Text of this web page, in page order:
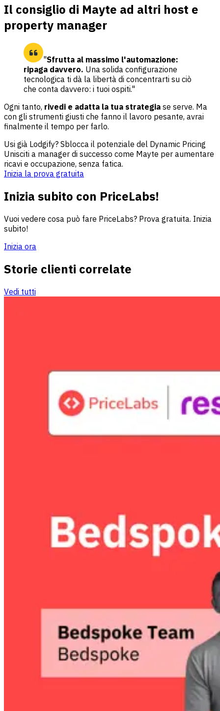
Il consiglio di Mayte ad altri host e
property manager
"Sfrutta al massimo l'automazione:
ripaga davvero. Una solida configurazione
tecnologica ti dà la libertà di concentrarti su ciò
che conta davvero: i tuoi ospiti."
Ogni tanto, rivedi e adatta la tua strategia se serve. Ma
con gli strumenti giusti che fanno il lavoro pesante, avrai
finalmente il tempo per farlo.
Usi già Lodgify? Sblocca il potenziale del Dynamic Pricing
Unisciti a manager di successo come Mayte per aumentare
ricavi e occupazione, senza fatica.
Inizia la prova gratuita
Inizia subito con PriceLabs!
Vuoi vedere cosa può fare PriceLabs? Prova gratuita. Inizia
subito!
Inizia ora
Storie clienti correlate
Vedi tutti